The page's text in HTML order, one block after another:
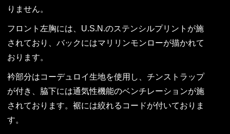
りません。
フロント左胸には、U.S.N.のステンシルプリントが施
されており、バックにはマリリンモンローが描かれて
おります。
衿部分はコーデュロイ生地を使用し、チンストラップ
が付き、脇下には通気性機能のベンチレーションが施
されております。裾には絞れるコードが付いておりま
す。